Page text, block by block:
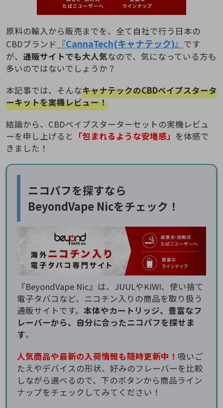
原料の輸入から販売までを、全て自社で行う日本の
CBDブランド 『CannaTech(キャナテック)』 です
が、 通販サイトでも大人気なので、気になっている方も
多いのではないでしょうか？
本記事では、そんなキャナテックのCBDベイプスタータ
ーキットを実機レビュー！
結論から、CBDベイプスターターセットの実機レビュ
ーを申し上げると 「包まれるような安堵感」 を体感で
きました！
ニコパフを探すなら
BeyondVape Nicをチェック！
『BeyondVape Nic』は、JUULやKIWI、使い捨て
電子タバコなど、ニコチン入りの商品を取り扱う
通販サイトです。 本体やカートリッジ、豊富なフ
レーバーから、自分に合ったニコパフを探せま
す。
人気商品や最新の入荷情報も随時更新中！ 吸いご
たえやデバイスの形状、好みのフレーバーを比較
しながら選べるので、下のボタンから商品ライン
ナップをチェックしてみてください！